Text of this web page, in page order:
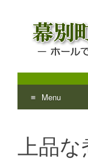
幕別
ホールで行
Menu
content
上品な